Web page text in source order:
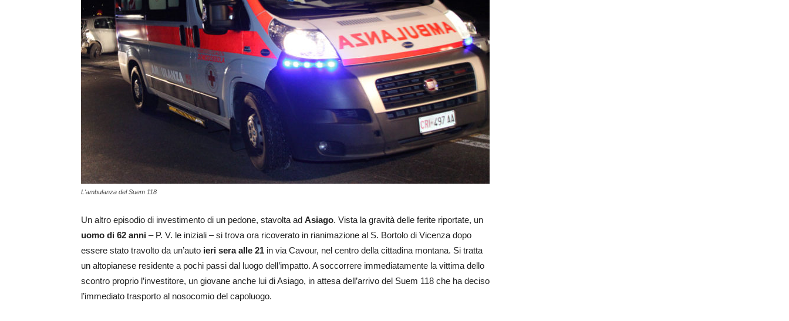
L'ambulanza del Suem 118
Un altro episodio di investimento di un pedone, stavolta ad Asiago. Vista la gravità delle ferite riportate, un
uomo di 62 anni – P. V. le iniziali – si trova ora ricoverato in rianimazione al S. Bortolo di Vicenza dopo
essere stato travolto da un’auto ieri sera alle 21 in via Cavour, nel centro della cittadina montana. Si tratta
un altopianese residente a pochi passi dal luogo dell’impatto. A soccorrere immediatamente la vittima dello
scontro proprio l’investitore, un giovane anche lui di Asiago, in attesa dell’arrivo del Suem 118 che ha deciso
l’immediato trasporto al nosocomio del capoluogo.